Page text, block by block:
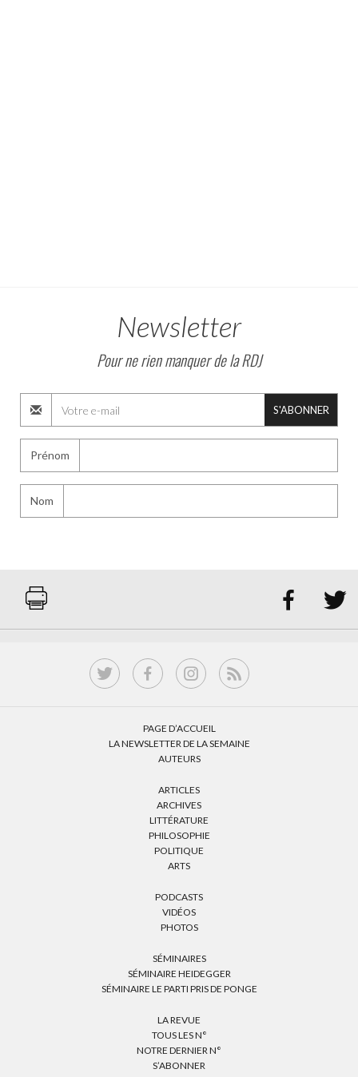
Newsletter
Pour ne rien manquer de la RDJ
S'ABONNER
Prénom
Nom
 
PAGE D’ACCUEIL
LA NEWSLETTER DE LA SEMAINE
AUTEURS
ARTICLES
ARCHIVES
LITTÉRATURE
PHILOSOPHIE
POLITIQUE
ARTS
PODCASTS
VIDÉOS
PHOTOS
SÉMINAIRES
SÉMINAIRE HEIDEGGER
SÉMINAIRE LE PARTI PRIS DE PONGE
LA REVUE
TOUS LES N°
NOTRE DERNIER N°
S’ABONNER